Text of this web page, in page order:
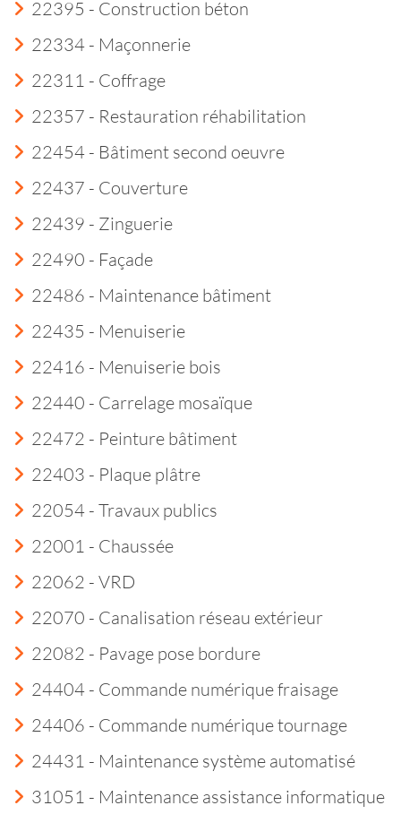
22395 - Construction béton
22334 - Maçonnerie
22311 - Coffrage
22357 - Restauration réhabilitation
22454 - Bâtiment second oeuvre
22437 - Couverture
22439 - Zinguerie
22490 - Façade
22486 - Maintenance bâtiment
22435 - Menuiserie
22416 - Menuiserie bois
22440 - Carrelage mosaïque
22472 - Peinture bâtiment
22403 - Plaque plâtre
22054 - Travaux publics
22001 - Chaussée
22062 - VRD
22070 - Canalisation réseau extérieur
22082 - Pavage pose bordure
24404 - Commande numérique fraisage
24406 - Commande numérique tournage
24431 - Maintenance système automatisé
31051 - Maintenance assistance informatique